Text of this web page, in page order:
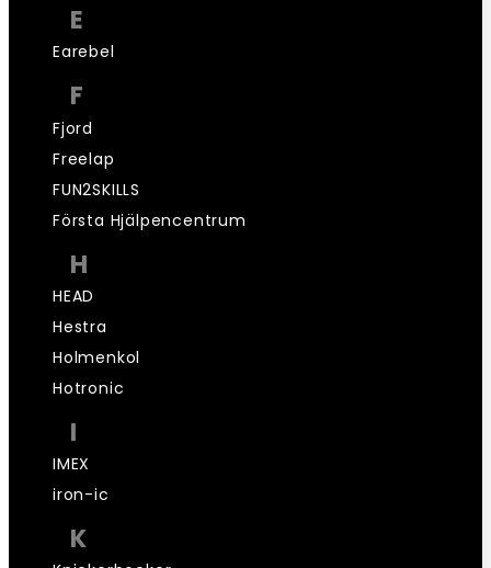
E
Earebel
F
Fjord
Freelap
FUN2SKILLS
Första Hjälpencentrum
H
HEAD
Hestra
Holmenkol
Hotronic
I
IMEX
iron-ic
K